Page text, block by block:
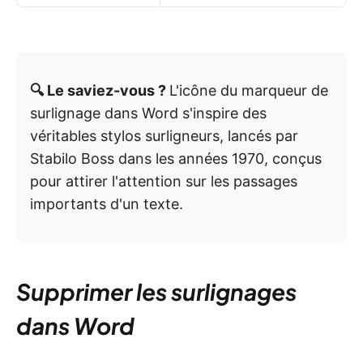
🔍 Le saviez-vous ? L'icône du marqueur de
surlignage dans Word s'inspire des
véritables stylos surligneurs, lancés par
Stabilo Boss dans les années 1970, conçus
pour attirer l'attention sur les passages
importants d'un texte.
Supprimer les surlignages
dans Word